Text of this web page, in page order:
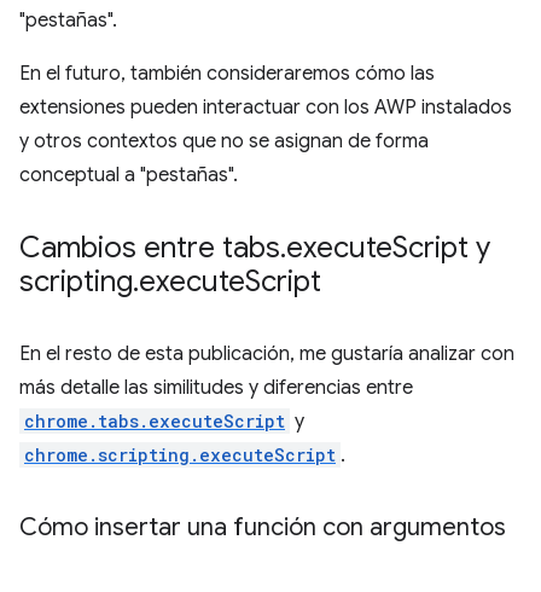
"pestañas".
En el futuro, también consideraremos cómo las
extensiones pueden interactuar con los AWP instalados
y otros contextos que no se asignan de forma
conceptual a "pestañas".
Cambios entre tabs.executeScript y
scripting.executeScript
En el resto de esta publicación, me gustaría analizar con
más detalle las similitudes y diferencias entre
chrome.tabs.executeScript y
chrome.scripting.executeScript .
Cómo insertar una función con argumentos